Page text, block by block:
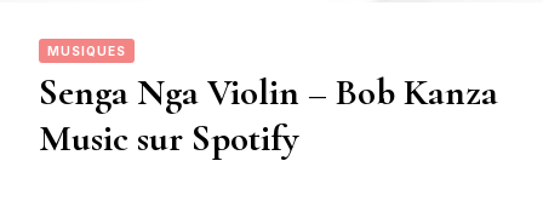
MUSIQUES
Senga Nga Violin – Bob Kanza
Music sur Spotify